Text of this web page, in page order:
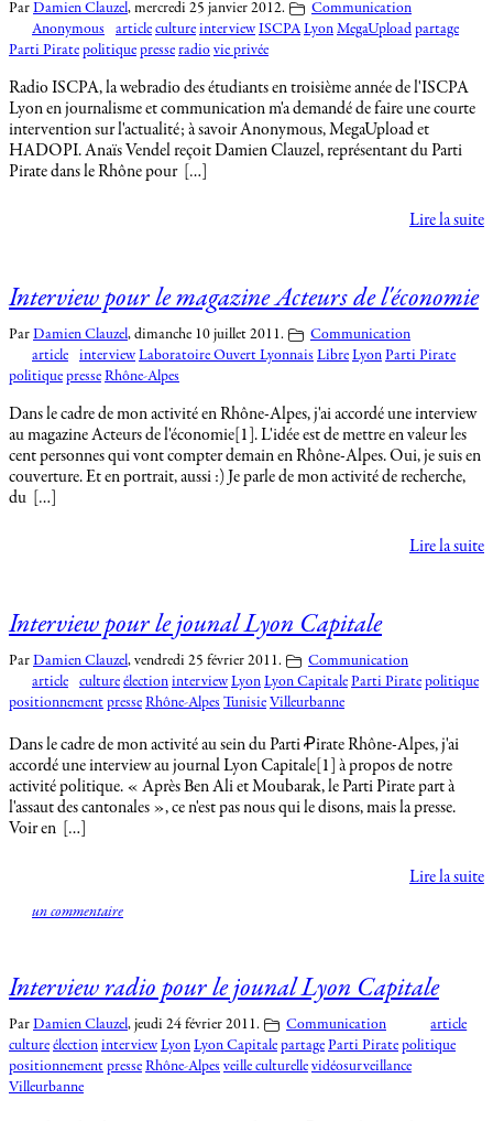
Par Damien Clauzel, mercredi 25 janvier 2012.
Communication
Anonymous
article culture interview ISCPA Lyon MegaUpload partage
Parti Pirate politique presse radio vie privée
Radio ISCPA, la webradio des étudiants en troisième année de l'ISCPA
Lyon en journalisme et communication m'a demandé de faire une courte
intervention sur l'actualité; à savoir Anonymous, MegaUpload et
HADOPI. Anaïs Vendel reçoit Damien Clauzel, représentant du Parti
Pirate dans le Rhône pour […]
Lire la suite
Interview pour le magazine Acteurs de l'économie
Par Damien Clauzel, dimanche 10 juillet 2011.
Communication
article
interview Laboratoire Ouvert Lyonnais Libre Lyon Parti Pirate
politique presse Rhône-Alpes
Dans le cadre de mon activité en Rhône-Alpes, j'ai accordé une interview
au magazine Acteurs de l'économie[1]. L'idée est de mettre en valeur les
cent personnes qui vont compter demain en Rhône-Alpes. Oui, je suis en
couverture. Et en portrait, aussi :) Je parle de mon activité de recherche,
du […]
Lire la suite
Interview pour le jounal Lyon Capitale
Par Damien Clauzel, vendredi 25 février 2011.
Communication
article
culture élection interview Lyon Lyon Capitale Parti Pirate politique
positionnement presse Rhône-Alpes Tunisie Villeurbanne
Dans le cadre de mon activité au sein du Parti Ꝓirate Rhône-Alpes, j'ai
accordé une interview au journal Lyon Capitale[1] à propos de notre
activité politique. « Après Ben Ali et Moubarak, le Parti Pirate part à
l'assaut des cantonales », ce n'est pas nous qui le disons, mais la presse.
Voir en […]
Lire la suite
un commentaire
Interview radio pour le jounal Lyon Capitale
Par Damien Clauzel, jeudi 24 février 2011. Communication
article
culture élection interview Lyon Lyon Capitale partage Parti Pirate politique
positionnement presse Rhône-Alpes veille culturelle vidéosurveillance
Villeurbanne